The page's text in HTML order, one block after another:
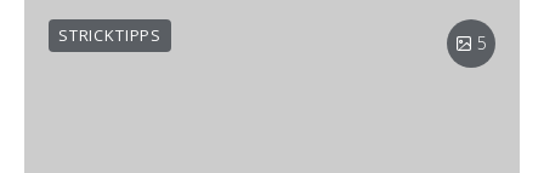
5
STRICKTIPPS